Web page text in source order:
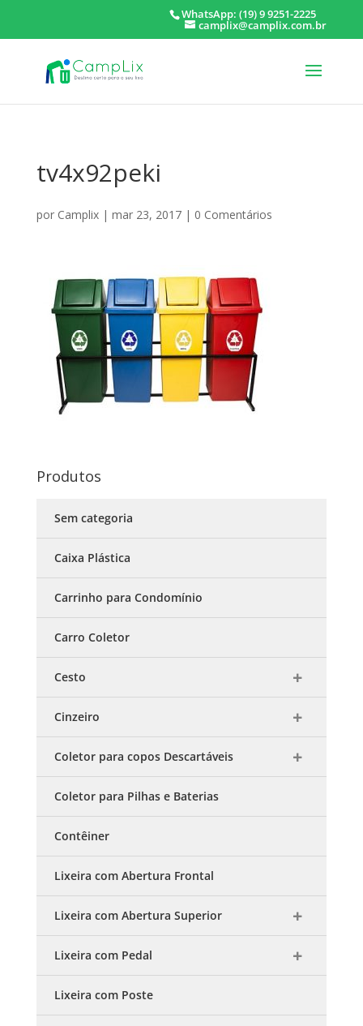
WhatsApp: (19) 9 9251-2225
camplix@camplix.com.br
tv4x92peki
por Camplix| mar 23, 2017| 0 Comentários
Produtos
Sem categoria
Caixa Plástica
Carrinho para Condomínio
Carro Coletor
Cesto
Cinzeiro
Coletor para copos Descartáveis
Coletor para Pilhas e Baterias
Contêiner
Lixeira com Abertura Frontal
Lixeira com Abertura Superior
Lixeira com Pedal
Lixeira com Poste